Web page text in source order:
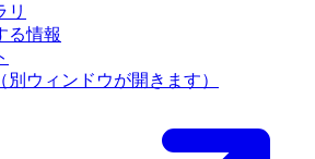
リ
る情報
（別ウィンドウが開きます）